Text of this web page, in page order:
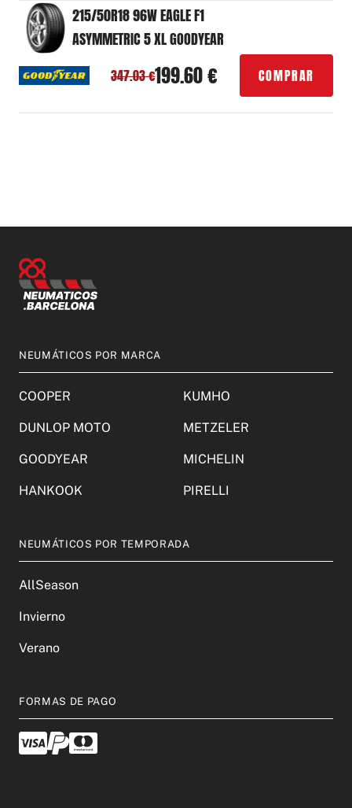
215/50R18 96W EAGLE F1
ASYMMETRIC 5 XL GOODYEAR
347.03 €199.60 € COMPRAR
NEUMÁTICOS POR MARCA
COOPER
DUNLOP MOTO
GOODYEAR
HANKOOK
KUMHO
METZELER
MICHELIN
PIRELLI
NEUMÁTICOS POR TEMPORADA
AllSeason
Invierno
Verano
FORMAS DE PAGO